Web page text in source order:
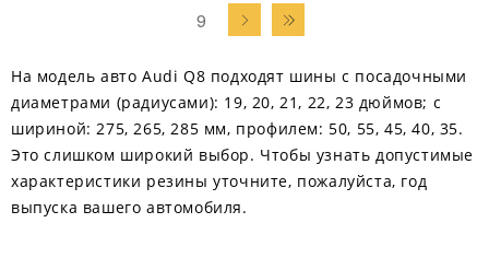
9
На модель авто Audi Q8 подходят шины с посадочными
диаметрами (радиусами): 19, 20, 21, 22, 23 дюймов; с
шириной: 275, 265, 285 мм, профилем: 50, 55, 45, 40, 35.
Это слишком широкий выбор. Чтобы узнать допустимые
характеристики резины уточните, пожалуйста, год
выпуска вашего автомобиля.